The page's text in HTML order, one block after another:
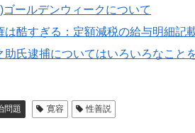
ゴールデンウィークについて
は酷すぎる：定額減税の給与明細記
助氏逮捕についてはいろいろなこと
問題 寛容 性善説